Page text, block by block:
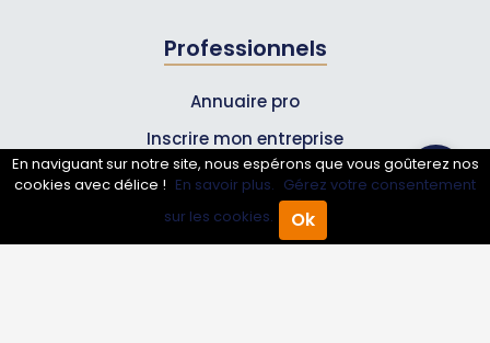
Annuaire Pro Agenda
Professionnels
Annuaire pro
Inscrire mon entreprise
Les Abonnements Pros
Infos
En naviguant sur notre site, nous espérons que vous goûterez nos
cookies avec délice ! En savoir plus. Gérez votre consentement
sur les cookies.
Ok